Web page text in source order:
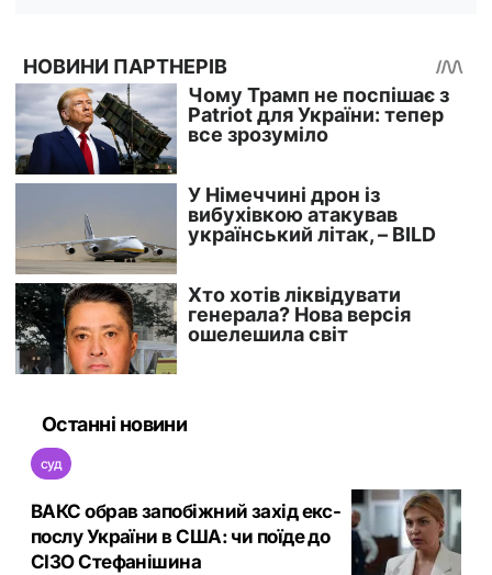
Останні новини
суд
ВАКС обрав запобіжний захід екс-
послу України в США: чи поїде до
СІЗО Стефанішина